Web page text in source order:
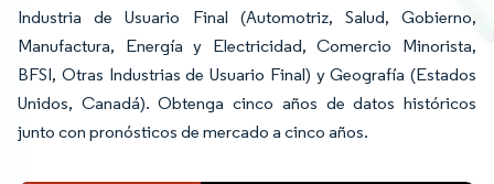
Industria de Usuario Final (Automotriz, Salud, Gobierno,
Manufactura, Energía y Electricidad, Comercio Minorista,
BFSI, Otras Industrias de Usuario Final) y Geografía (Estados
Unidos, Canadá). Obtenga cinco años de datos históricos
junto con pronósticos de mercado a cinco años.